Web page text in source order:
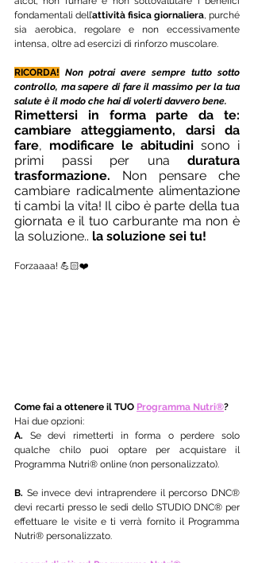
fondamentali dell’attività fisica giornaliera, purché
sia aerobica, regolare e non eccessivamente
intensa, oltre ad esercizi di rinforzo muscolare.
RICORDA! Non potrai avere sempre tutto sotto
controllo, ma sapere di fare il massimo per la tua
salute è il modo che hai di volerti davvero bene.
Rimettersi in forma parte da te:
cambiare atteggiamento, darsi da
fare, modificare le abitudini sono i
primi passi per una duratura
trasformazione. Non pensare che
cambiare radicalmente alimentazione
ti cambi la vita! Il cibo è parte della tua
giornata e il tuo carburante ma non è
la soluzione.. la soluzione sei tu!
Forzaaaa! 💪🏻❤️
Come fai a ottenere il TUO Programma Nutri®?
Hai due opzioni:
A. Se devi rimetterti in forma o perdere solo
qualche chilo puoi optare per acquistare il
Programma Nutri® online (non personalizzato).
B. Se invece devi intraprendere il percorso DNC®
devi recarti presso le sedi dello STUDIO DNC® per
effettuare le visite e ti verrà fornito il Programma
Nutri® personalizzato.